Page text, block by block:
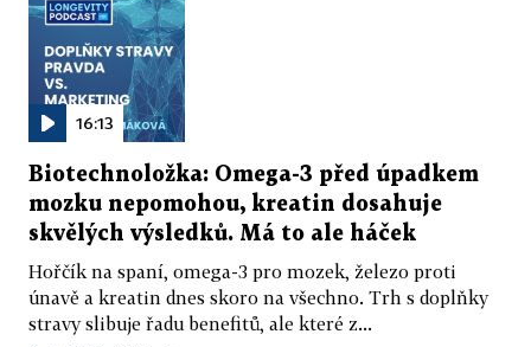
16:13
Biotechnoložka: Omega-3 před úpadkem
mozku nepomohou, kreatin dosahuje
skvělých výsledků. Má to ale háček
Hořčík na spaní, omega-3 pro mozek, železo proti
únavě a kreatin dnes skoro na všechno. Trh s doplňky
stravy slibuje řadu benefitů, ale které z...